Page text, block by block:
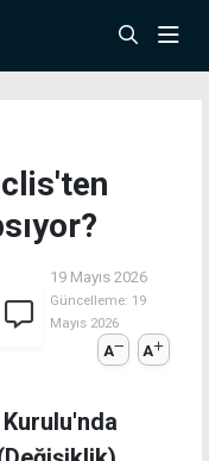
19 Mayıs 2026
Güncelleme: 19
Mayıs 2026
A A